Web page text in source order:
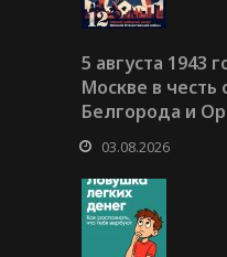
5 августа 1943
Москве в
Белгорода и
03.08.2026